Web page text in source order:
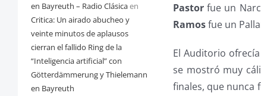
en Bayreuth – Radio Clásicaen
Critica: Un airado abucheo y
veinte minutos de aplausos
cierran el fallido Ring de la
“Inteligencia artificial” con
Götterdämmerung y Thielemann
en Bayreuth
Pastor fue un
Ramosfue un
El Auditorio
se mostró muy
finales, que nunca